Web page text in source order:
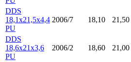
DDS
18,1x21,5x4,4
PU
2006/7 18,10 21,50
DDS
18,6x21x3,6
PU
2006/2 18,60 21,00